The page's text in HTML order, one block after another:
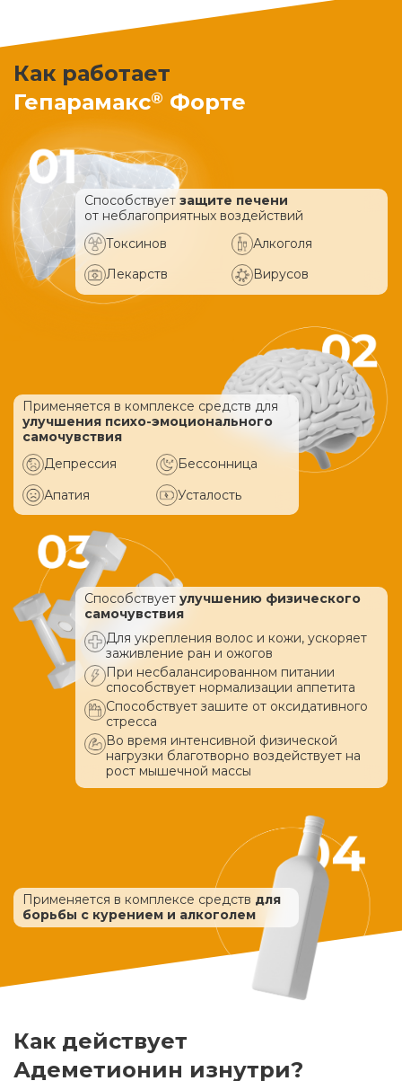
Как работает
Гепарамакс® Форте
Способствует защите печени
от неблагоприятных воздействий
Токсинов
Алкоголя
Лекарств
Вирусов
Применяется в комплексе средств для
улучшения психо-эмоционального
самочувствия
Депрессия
Бессонница
Апатия
Усталость
Способствует улучшению физического
самочувствия
Для укрепления волос и кожи, ускоряет
заживление ран и ожогов
При несбалансированном питании
способствует нормализации аппетита
Способствует зашите от оксидативного
стресса
Во время интенсивной физической
нагрузки благотворно воздействует на
рост мышечной массы
Применяется в комплексе средств для
борьбы с курением и алкоголем
Как действует
Адеметионин изнутри?